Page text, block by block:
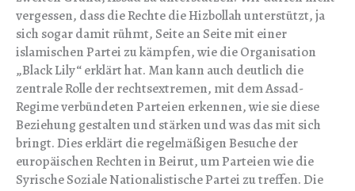
vergessen, dass die Rechte die Hizbollah unterstützt, ja
sich sogar damit rühmt, Seite an Seite mit einer
islamischen Partei zu kämpfen, wie die Organisation
„Black Lily“ erklärt hat. Man kann auch deutlich die
zentrale Rolle der rechtsextremen, mit dem Assad-
Regime verbündeten Parteien erkennen, wie sie diese
Beziehung gestalten und stärken und was das mit sich
bringt. Dies erklärt die regelmäßigen Besuche der
europäischen Rechten in Beirut, um Parteien wie die
Syrische Soziale Nationalistische Partei zu treffen. Die